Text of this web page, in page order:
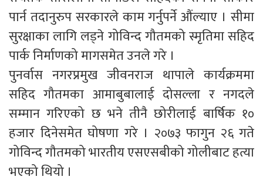
पार्न तदानुरुप सरकारले काम गर्नुपर्ने औंल्याए । सीमा
सुरक्षाका लागि लड्ने गोविन्द गौतमको स्मृतिमा सहिद
पार्क निर्माणको मागसमेत उनले गरे ।
पुनर्वास नगरप्रमुख जीवनराज थापाले कार्यक्रममा
सहिद गौतमका आमाबुबालाई दोसल्ला र नगदले
सम्मान गरिएको छ भने तीनै छोरीलाई बार्षिक १०
हजार दिनेसमेत घोषणा गरे । २०७३ फागुन २६ गते
गोविन्द गौतमको भारतीय एसएसबीको गोलीबाट हत्या
भएको थियो ।